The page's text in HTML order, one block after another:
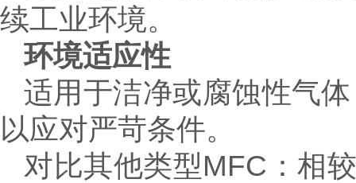
续工业环境。
环境适应性
适用于洁净或腐蚀性气
以应对严苛条件。
对比其他类型MFC：相